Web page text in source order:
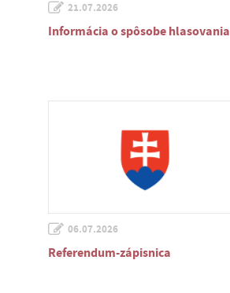
21.07.2026
Informácia o spôsobe hlasovania
06.07.2026
Referendum-zápisnica